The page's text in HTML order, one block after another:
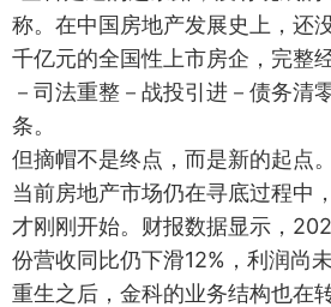
称。在中国房地产发展史上，还
千亿元的全国性上市房企，完整
－司法重整－战投引进－债务清
条。
但摘帽不是终点，而是新的起点
当前房地产市场仍在寻底过程中
才刚刚开始。财报数据显示，
份营收同比仍下滑12%，利润尚未
重生之后，金科的业务结构也在